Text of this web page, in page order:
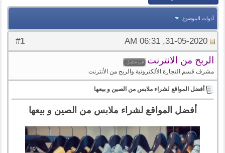
أدوات الموضوع
#
1 31-05-2020, 06:31 AM
الربح من الانترنت
مشرف قسم التجارة الألكترونية والربح من الأنترنت
أفضل المواقع لشراء ملابس من الصين و بيعها
أفضل المواقع لشراء ملابس من الصين و بيعها